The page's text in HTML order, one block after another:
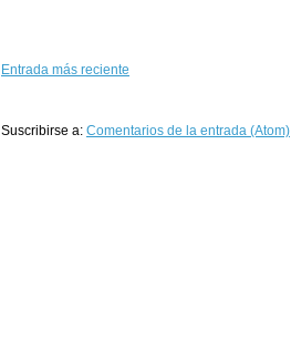
Entrada más reciente
Suscribirse a: Comentarios de la entrada (Atom)